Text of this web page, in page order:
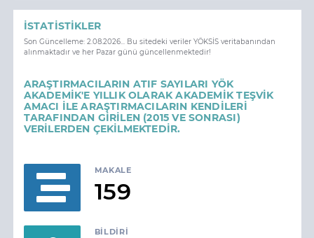
İSTATISTIKLER
Son Güncelleme: 2.08.2026... Bu sitedeki veriler YÖKSİS veritabanından
alınmaktadır ve her Pazar günü güncellenmektedir!
ARAŞTIRMACILARIN ATIF SAYILARI YÖK
AKADEMİK'E YILLIK OLARAK AKADEMİK TEŞVİK
AMACI İLE ARAŞTIRMACILARIN KENDİLERİ
TARAFINDAN GİRİLEN (2015 VE SONRASI)
VERİLERDEN ÇEKİLMEKTEDİR.
MAKALE
159
BILDIRI